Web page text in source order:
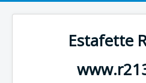
Estafette